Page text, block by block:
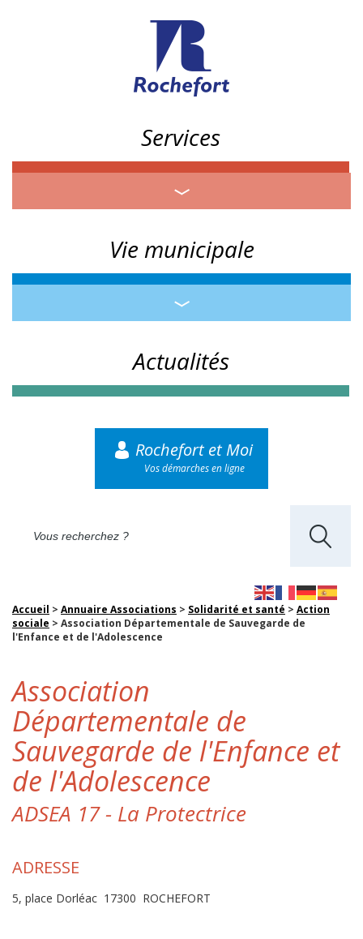
Services
Vie municipale
Actualités
Rochefort et Moi
Vos démarches en ligne
Accueil > Annuaire Associations > Solidarité et santé > Action
sociale > Association Départementale de Sauvegarde de
l'Enfance et de l'Adolescence
Association
Départementale de
Sauvegarde de l'Enfance et
de l'Adolescence
ADSEA 17 - La Protectrice
ADRESSE
5, place Dorléac 17300 ROCHEFORT